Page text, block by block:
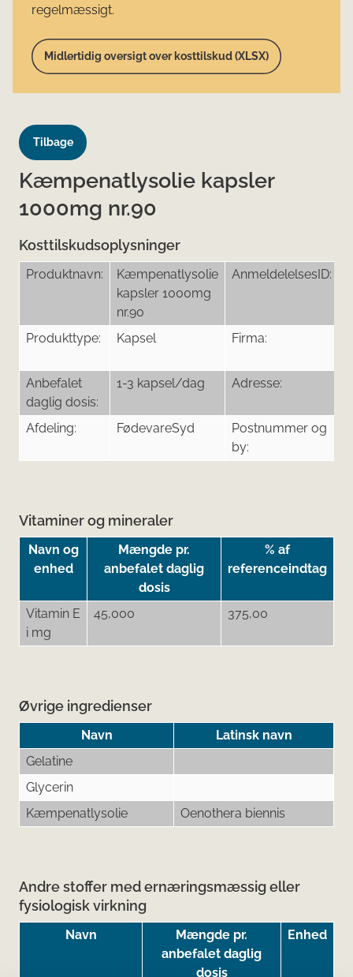
regelmæssigt.
Midlertidig oversigt over kosttilskud (XLSX)
Tilbage
Kæmpenatlysolie kapsler
1000mg nr.90
Kosttilskudsoplysninger
Produktnavn:
Kæmpenatlysolie
kapsler 1000mg
nr.90
AnmeldelelsesID:
Produkttype: Kapsel Firma:
Anbefalet
daglig dosis:
1-3 kapsel/dag Adresse:
Afdeling: FødevareSyd
Postnummer og
by:
Vitaminer og mineraler
Navn og
enhed
Mængde pr.
anbefalet daglig
dosis
% af
referenceindtag
Vitamin E
i mg
45,000 375,00
Øvrige ingredienser
Navn
Latinsk navn
Gelatine
Glycerin
Kæmpenatlysolie
Oenothera biennis
Andre stoffer med ernæringsmæssig eller
fysiologisk virkning
Navn
Mængde pr.
anbefalet daglig
dosis
Enhed